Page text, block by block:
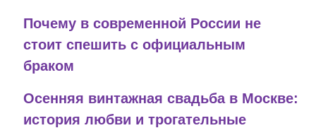
Почему в современной России не
стоит спешить с официальным
браком
Осенняя винтажная свадьба в Москве:
история любви и трогательные